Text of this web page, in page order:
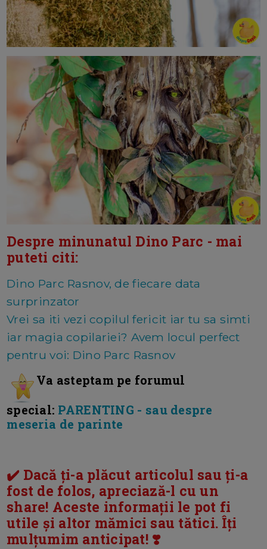
Despre minunatul Dino Parc - mai
puteti citi:
Dino Parc Rasnov, de fiecare data
surprinzator
Vrei sa iti vezi copilul fericit iar tu sa simti
iar magia copilariei? Avem locul perfect
pentru voi: Dino Parc Rasnov
Va asteptam pe forumul
special: PARENTING - sau despre
meseria de parinte
✔️ Dacă ți-a plăcut articolul sau ți-a
fost de folos, apreciază-l cu un
share! Aceste informații le pot fi
utile și altor mămici sau tătici. Îți
mulțumim anticipat! ❣️